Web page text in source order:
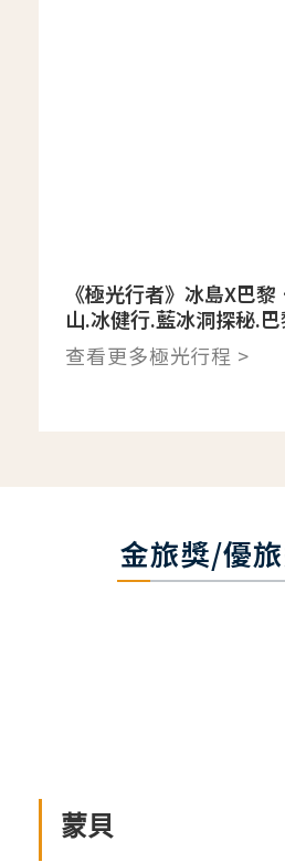
《極光行者》冰島X巴
山.冰健行.藍冰洞探秘.
查看更多極光行程 >
金旅獎/優
蒙貝